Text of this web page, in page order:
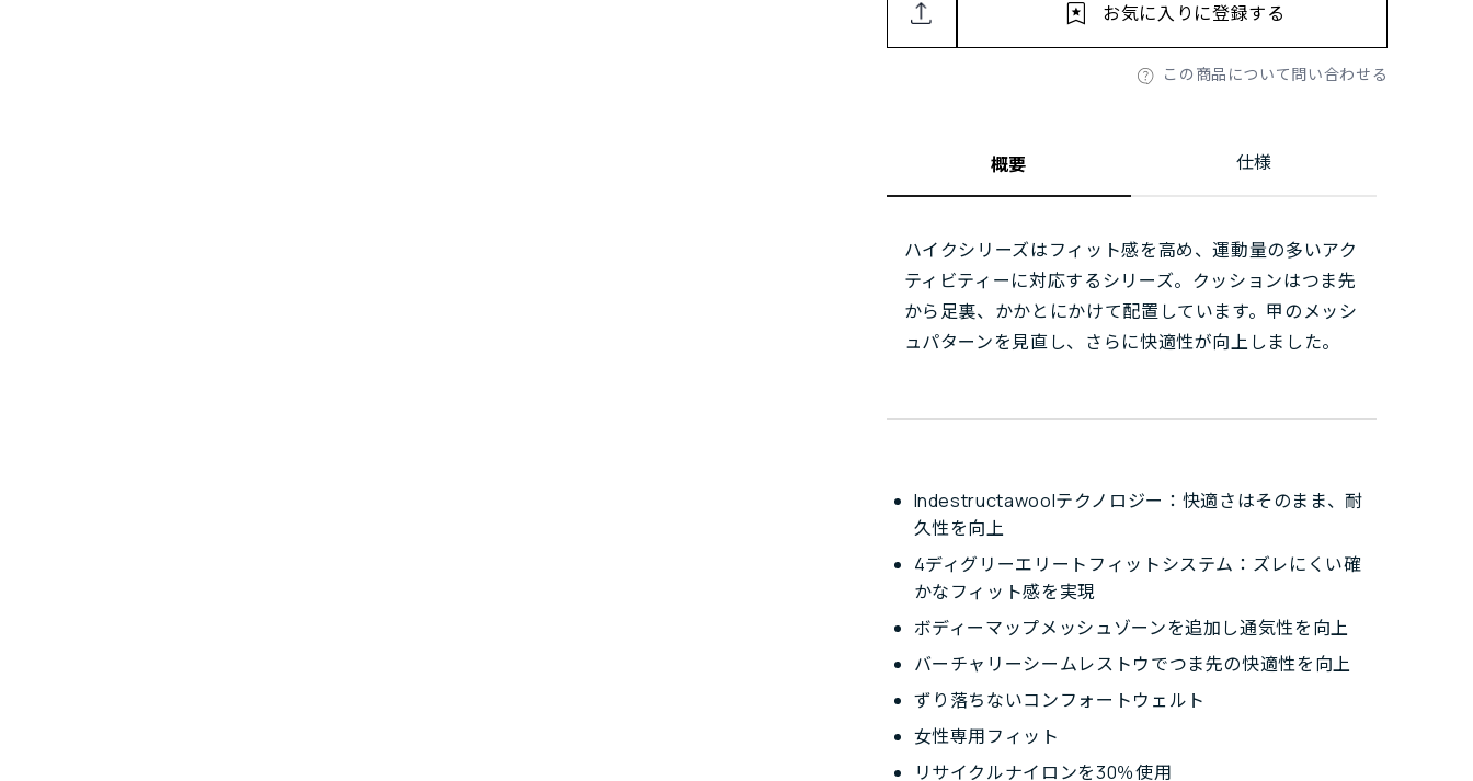
この商品について問い合わせる
お気に入りに登録する
概要 仕様
ハイクシリーズはフィット感を高め、運動量の多いアク
ティビティーに対応するシリーズ。クッションはつま先
から足裏、かかとにかけて配置しています。甲のメッシ
ュパターンを見直し、さらに快適性が向上しました。
Indestructawoolテクノロジー：快適さはそのまま、耐
久性を向上
4ディグリーエリートフィットシステム：ズレにくい確
かなフィット感を実現
ボディーマップメッシュゾーンを追加し通気性を向上
バーチャリーシームレストウでつま先の快適性を向上
ずり落ちないコンフォートウェルト
女性専用フィット
リサイクルナイロンを30％使用